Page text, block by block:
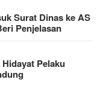
Surat Dinas ke AS
Penjelasan
Pelaku